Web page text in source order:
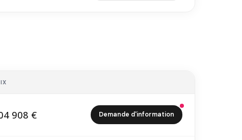
908 € Demande d'information